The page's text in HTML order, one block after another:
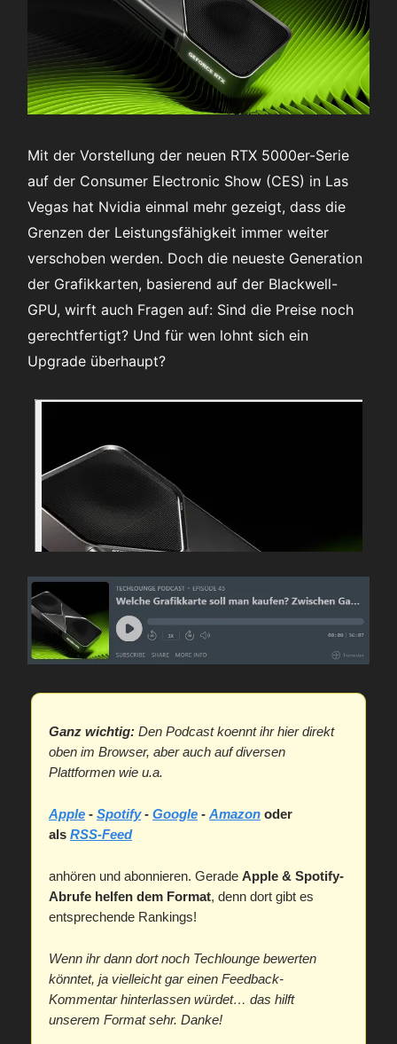
Mit der Vorstellung der neuen RTX 5000er-Serie
auf der Consumer Electronic Show (CES) in Las
Vegas hat Nvidia einmal mehr gezeigt, dass die
Grenzen der Leistungsfähigkeit immer weiter
verschoben werden. Doch die neueste Generation
der Grafikkarten, basierend auf der Blackwell-
GPU, wirft auch Fragen auf: Sind die Preise noch
gerechtfertigt? Und für wen lohnt sich ein
Upgrade überhaupt?
Ganz wichtig: Den Podcast koennt ihr hier direkt
oben im Browser, aber auch auf diversen
Plattformen wie u.a.
Apple - Spotify- Google - Amazon oder
als RSS-Feed
anhören und abonnieren. Gerade Apple & Spotify-
Abrufe helfen dem Format, denn dort gibt es
entsprechende Rankings!
Wenn ihr dann dort noch Techlounge bewerten
könntet, ja vielleicht gar einen Feedback-
Kommentar hinterlassen würdet… das hilft
unserem Format sehr. Danke!